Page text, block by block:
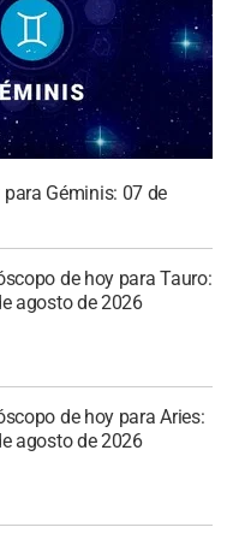
Géminis: 07 de
de hoy para Tauro:
agosto de 2026
de hoy para Aries:
agosto de 2026